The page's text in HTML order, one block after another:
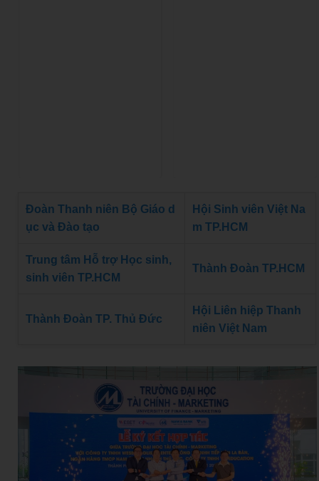
Đoàn Thanh niên Bộ Giáo d
ục và Đào tạo
Hội Sinh viên Việt Na
m TP.HCM
Trung tâm Hỗ trợ Học sinh,
sinh viên TP.HCM
Thành Đoàn TP.HCM
Thành Đoàn TP. Thủ Đức
Hội Liên hiệp Thanh
niên Việt Nam